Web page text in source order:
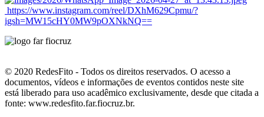
https://www.instagram.com/reel/DXhM629Cpmu/?
igsh=MW15cHY0MW9pOXNkNQ==
© 2020 RedesFito - Todos os direitos reservados. O acesso a
documentos, vídeos e informações de eventos contidos neste site
está liberado para uso acadêmico exclusivamente, desde que citada a
fonte: www.redesfito.far.fiocruz.br.